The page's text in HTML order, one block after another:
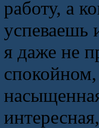
работу, а
успеваешь
я даже не